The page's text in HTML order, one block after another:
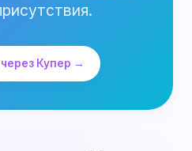
Купер →